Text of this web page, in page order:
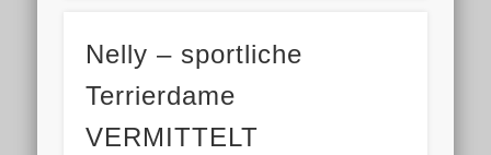
Nelly – sportliche
Terrierdame
VERMITTELT